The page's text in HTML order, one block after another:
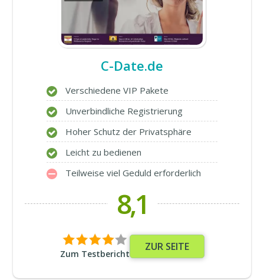
C-Date.de
Verschiedene VIP Pakete
Unverbindliche Registrierung
Hoher Schutz der Privatsphäre
Leicht zu bedienen
Teilweise viel Geduld erforderlich
8,1
Zum Testbericht
ZUR SEITE